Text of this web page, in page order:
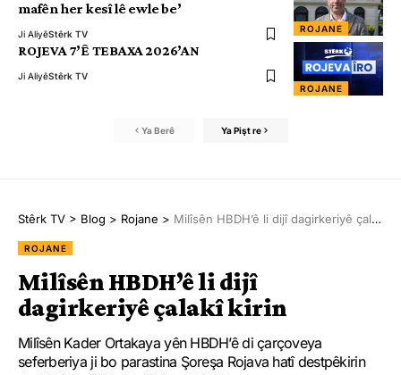
ROJANE
mafên her kesî lê ewle be’
Ji AliyêStêrk TV
ROJANE
ROJEVA 7’Ê TEBAXA 2026’AN
Ji AliyêStêrk TV
Ya Berê Ya Pişt re
Stêrk TV > Blog > Rojane > Milîsên HBDH’ê li dijî dagirkeriyê çalakî kirin
ROJANE
Milîsên HBDH’ê li dijî
dagirkeriyê çalakî kirin
Milîsên Kader Ortakaya yên HBDH’ê di çarçoveya
seferberiya ji bo parastina Şoreşa Rojava hatî destpêkirin